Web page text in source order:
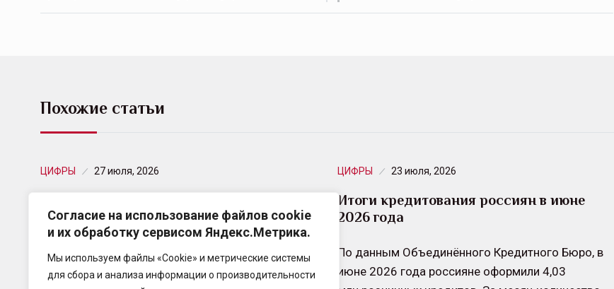
Согласие на использование файлов cookie
и их обработку сервисом Яндекс.Метрика.
Мы используем файлы «Cookie» и метрические системы
для сбора и анализа информации о производительности
Похожие статьи
ЦИФРЫ 27 июля, 2026
2026 года
По данным Объединённого Кредитного Бюро, в
июне россияне направили 372,26 млрд рублей на
ЦИФРЫ 23 июля, 2026
Итоги кредитования россиян в июне
2026 года
По данным Объединённого Кредитного Бюро, в
июне 2026 года россияне оформили 4,03